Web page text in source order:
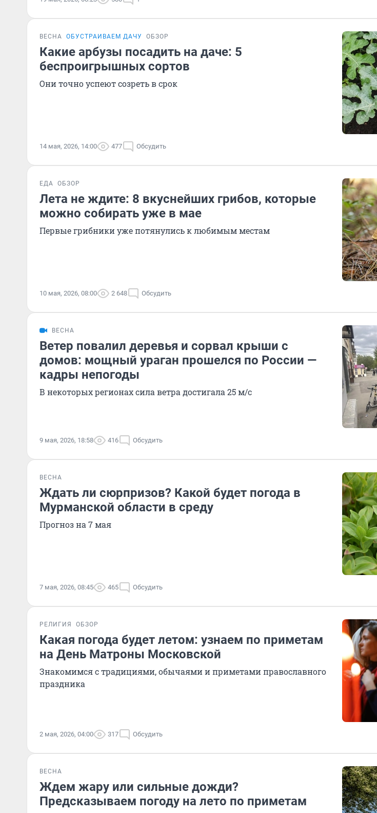
ВЕСНА ОБУСТРАИВАЕМ ДАЧУ ОБЗОР
Какие арбузы посадить на даче: 5
беспроигрышных сортов
Они точно успеют созреть в срок
14 мая, 2026, 14:00 477 Обсудить
ЕДА ОБЗОР
Лета не ждите: 8 вкуснейших грибов, которые
можно собирать уже в мае
Первые грибники уже потянулись к любимым местам
10 мая, 2026, 08:00 2 648 Обсудить
ВЕСНА
Ветер повалил деревья и сорвал крыши с
домов: мощный ураган прошелся по России —
кадры непогоды
В некоторых регионах сила ветра достигала 25 м/с
9 мая, 2026, 18:58 416 Обсудить
ВЕСНА
Ждать ли сюрпризов? Какой будет погода в
Мурманской области в среду
Прогноз на 7 мая
7 мая, 2026, 08:45 465 Обсудить
РЕЛИГИЯ ОБЗОР
Какая погода будет летом: узнаем по приметам
на День Матроны Московской
Знакомимся с традициями, обычаями и приметами православного
праздника
2 мая, 2026, 04:00 317 Обсудить
ВЕСНА
Ждем жару или сильные дожди?
Предсказываем погоду на лето по приметам